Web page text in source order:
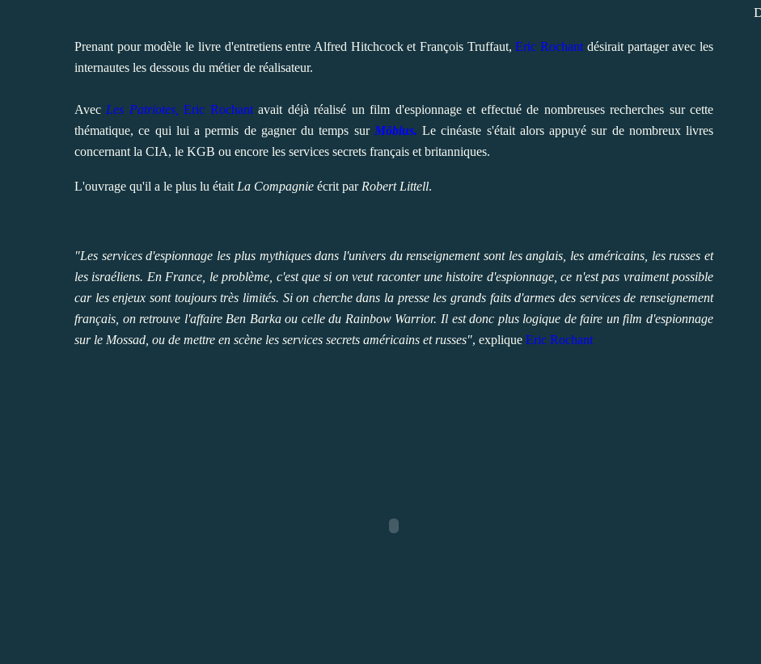
Prenant pour modèle le livre d'entretiens entre Alfred Hitchcock et François Truffaut, Eric Rochant désirait partager avec les
internautes les dessous du métier de réalisateur.
Avec Les Patriotes, Eric Rochantavait déjà réalisé un film d'espionnage et effectué de nombreuses recherches sur cette
thématique, ce qui lui a permis de gagner du temps sur Möbius. Le cinéaste s'était alors appuyé sur de nombreux livres
concernant la CIA, le KGB ou encore les services secrets français et britanniques.
L'ouvrage qu'il a le plus lu était La Compagnie écrit par Robert Littell.
"Les services d'espionnage les plus mythiques dans l'univers du renseignement sont les anglais, les américains, les russes et
les israéliens. En France, le problème, c'est que si on veut raconter une histoire d'espionnage, ce n'est pas vraiment possible
car les enjeux sont toujours très limités. Si on cherche dans la presse les grands faits d'armes des services de renseignement
français, on retrouve l'affaire Ben Barka ou celle du Rainbow Warrior. Il est donc plus logique de faire un film d'espionnage
sur le Mossad, ou de mettre en scène les services secrets américains et russes", explique Eric Rochant